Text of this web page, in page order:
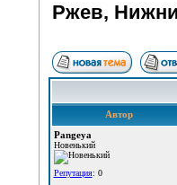
Ржев,
Автор
Pangeya
Новенький
Репутация: 0